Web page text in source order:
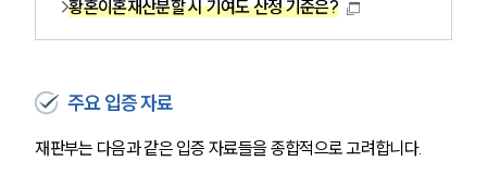
대륜법률상담예약
황혼이혼재산분할 시 기여도 산정 기준은?
주요 입증 자료
재판부는 다음과 같은 입증 자료들을 종합적으로 고려합니다.